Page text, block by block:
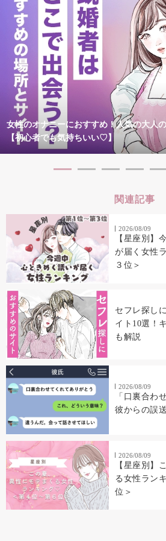
女性のオナニーにおすすめ！人気の大人
【初心者でも気持ちいい♡】
関連記事
2026/08/09
【星座別】
が届く女性
３位＞
セフレ探し
イト10選！
も解説
2026/08/09
「口裏合わ
彼からの誤
2026/08/09
【星座別】
る女性ラン
位＞